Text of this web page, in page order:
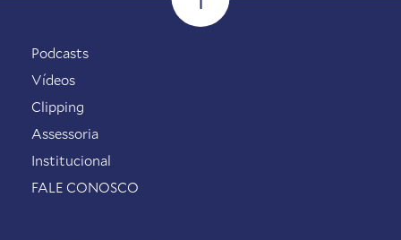
Podcasts
Vídeos
Clipping
Assessoria
Institucional
FALE CONOSCO